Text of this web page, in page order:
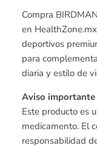
Compra
en
deportivos
para
diaria y estilo de
Aviso importante
Este producto es
medicamento. El
responsabilidad